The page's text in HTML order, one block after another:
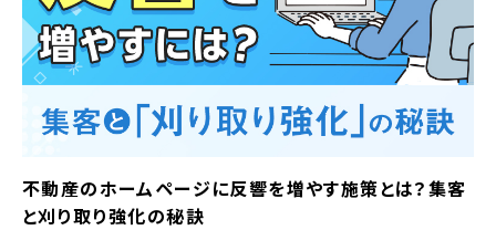
不動産のホームページに反響を増やす施策とは？集客
と刈り取り強化の秘訣